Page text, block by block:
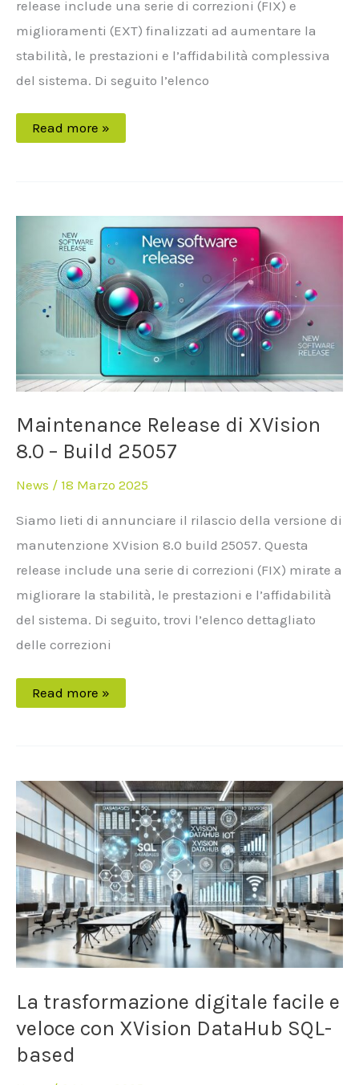
release include una serie di correzioni (FIX) e
miglioramenti (EXT) finalizzati ad aumentare la
stabilità, le prestazioni e l’affidabilità complessiva
del sistema. Di seguito l’elenco
Read more »
Maintenance Release di XVision
8.0 – Build 25057
News / 18 Marzo 2025
Siamo lieti di annunciare il rilascio della versione di
manutenzione XVision 8.0 build 25057. Questa
release include una serie di correzioni (FIX) mirate a
migliorare la stabilità, le prestazioni e l’affidabilità
del sistema. Di seguito, trovi l’elenco dettagliato
delle correzioni
Release
XVision
8.0
–
Build
25057
Read more »
La trasformazione digitale facile e
veloce con XVision DataHub SQL-
based
La
trasformazione
digitale
facile
e
veloce
con
XVision
DataHub
SQL-
based